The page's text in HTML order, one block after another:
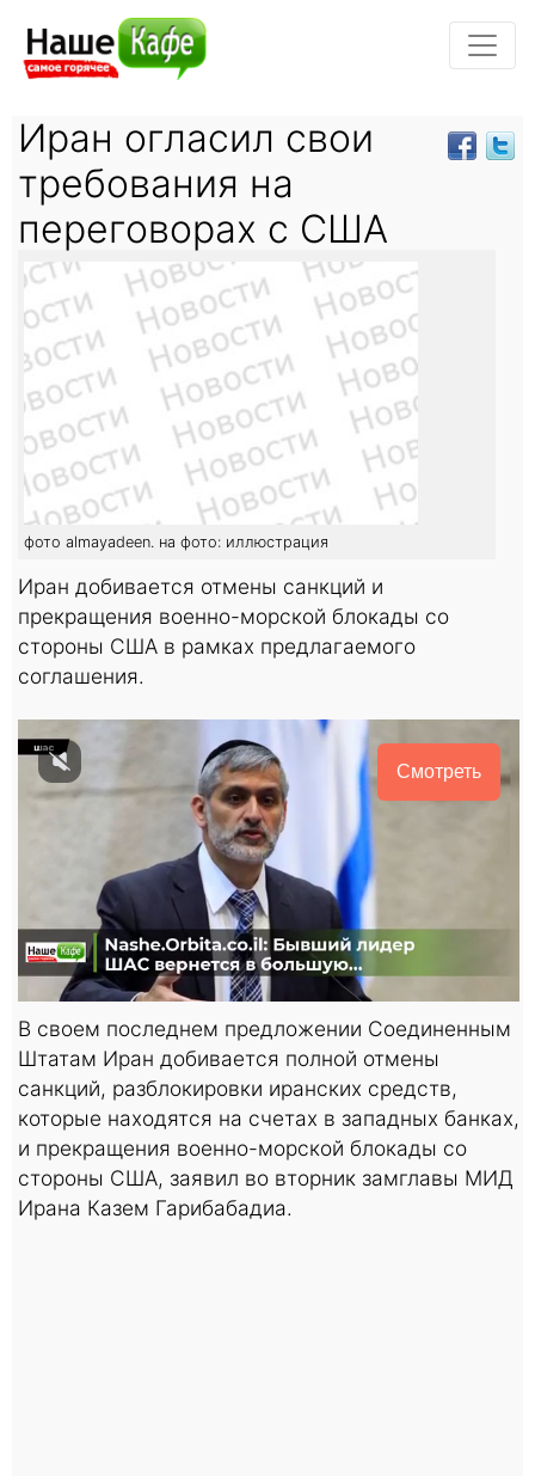
Иран огласил свои
требования на
переговорах с США
фото almayadeen. на фото: иллюстрация
Иран добивается отмены санкций и
прекращения военно-морской блокады со
стороны США в рамках предлагаемого
соглашения.
Смотреть
В своем последнем предложении Соединенным
Штатам Иран добивается полной отмены
санкций, разблокировки иранских средств,
которые находятся на счетах в западных банках,
и прекращения военно-морской блокады со
стороны США, заявил во вторник замглавы МИД
Ирана Казем Гарибабадиа.